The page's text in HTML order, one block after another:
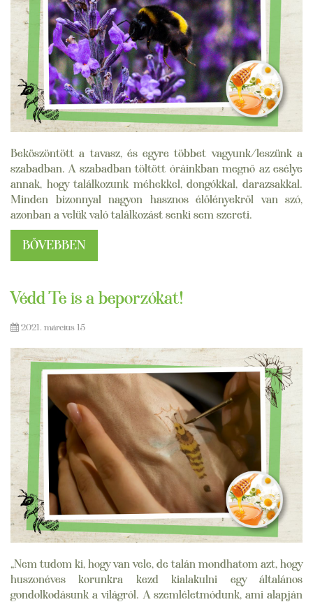
Beköszöntött a tavasz, és egyre többet vagyunk/leszünk a
szabadban. A szabadban töltött óráinkban megnő az esélye
annak, hogy találkozunk méhekkel, dongókkal, darazsakkal.
Minden bizonnyal nagyon hasznos élőlényekről van szó,
azonban a velük való találkozást senki sem szereti.
BŐVEBBEN
Védd Te is a beporzókat!
2021. március 15
„Nem tudom ki, hogy van vele, de talán mondhatom azt, hogy
huszonéves korunkra kezd kialakulni egy általános
gondolkodásunk a világról. A szemléletmódunk, ami alapján